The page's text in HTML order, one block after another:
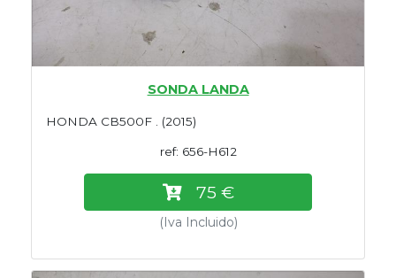
SONDA LANDA
HONDA CB500F . (2015)
ref: 656-H612
75 €
(Iva Incluido)